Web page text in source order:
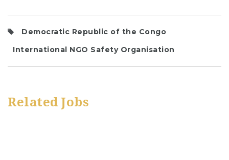
Democratic Republic of the Congo
International NGO Safety Organisation
Related Jobs